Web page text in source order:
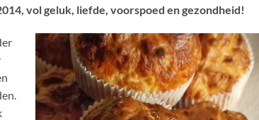
vol geluk, liefde, voorspoed en gezondheid!